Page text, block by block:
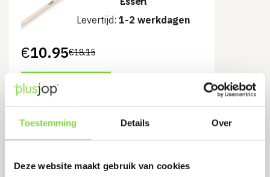
Toestemming Details Over
Deze website maakt gebruik van cookies
Levertijd: 1-2 werkdagen
€18.15
Oorspronkelijke
was:
€18.15.
€10.95
Huidige
is:
€10.95.
Bekijk product